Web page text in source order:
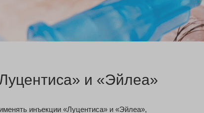
и «Эйлеа»
инъекции «Луцентиса» и «Эйлеа»,